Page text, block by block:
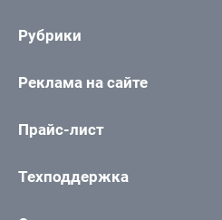
Рубрики
Реклама на сайте
Прайс-лист
Техподдержка